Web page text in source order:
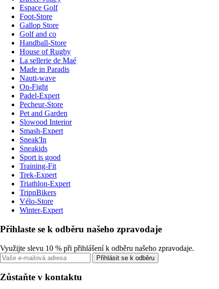
Espace Golf
Foot-Store
Gallop Store
Golf and co
Handball-Store
House of Rugby
La sellerie de Maé
Made in Paradis
Nauti-wave
On-Fight
Padel-Expert
Pecheur-Store
Pet and Garden
Slowood Interior
Smash-Expert
Sneak'In
Sneakids
Sport is good
Training-Fit
Trek-Expert
Triathlon-Expert
TripnBikers
Vélo-Store
Winter-Expert
Přihlaste se k odběru našeho zpravodaje
Využijte slevu 10 % při přihlášení k odběru našeho zpravodaje.
Přihlásit se k odběru
Zůstaňte v kontaktu